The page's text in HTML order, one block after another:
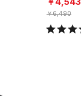
￥6,490